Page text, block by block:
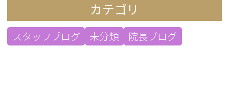
カテゴリ
スタッフブログ 未分類 院長ブログ